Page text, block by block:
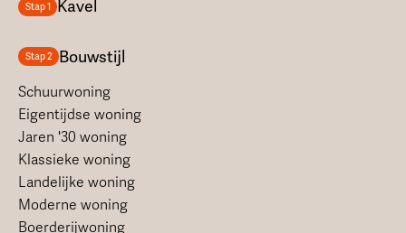
Stap 1 Kavel
Stap 2 Bouwstijl
Schuurwoning
Eigentijdse woning
Jaren '30 woning
Klassieke woning
Landelijke woning
Moderne woning
Boerderijwoning